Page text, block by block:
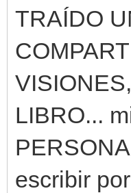
TRAÍDO
LIBRO...
escribir